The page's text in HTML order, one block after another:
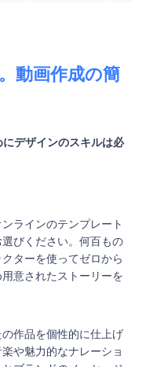
動画作成の簡
デザインのスキルは必
ラインのテンプレート
びください。何百もの
ターを使ってゼロから
意されたストーリーを
作品を個性的に仕上げ
や魅力的なナレーショ